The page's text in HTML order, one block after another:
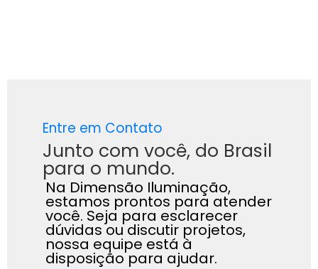
Entre em Contato
Junto com você, do Brasil
para o mundo.
Na Dimensão Iluminação,
estamos prontos para atender
você. Seja para esclarecer
dúvidas ou discutir projetos,
nossa equipe está à
disposição para ajudar.